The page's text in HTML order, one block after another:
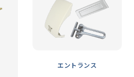
エントランス